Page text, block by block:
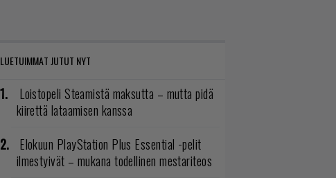
LUETUIMMAT JUTUT NYT
Loistopeli Steamistä maksutta – mutta pidä
kiirettä lataamisen kanssa
Elokuun PlayStation Plus Essential -pelit
ilmestyivät – mukana todellinen mestariteos